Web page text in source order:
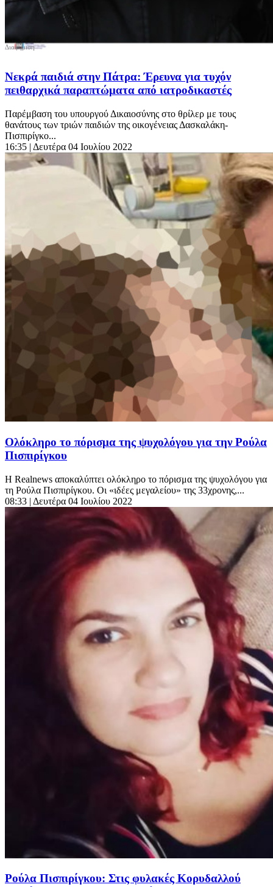
Νεκρά παιδιά στην Πάτρα: Έρευνα για τυχόν
πειθαρχικά παραπτώματα από ιατροδικαστές
Παρέμβαση του υπουργού Δικαιοσύνης στο θρίλερ με τους
θανάτους των τριών παιδιών της οικογένειας Δασκαλάκη-
Πισπιρίγκο...
16:35 | Δευτέρα 04 Ιουλίου 2022
Ολόκληρο το πόρισμα της ψυχολόγου για την Ρούλα
Πισπιρίγκου
Η Realnews αποκαλύπτει ολόκληρο το πόρισμα της ψυχολόγου για
τη Ρούλα Πισπιρίγκου. Οι «ιδέες μεγαλείου» της 33χρονης,...
08:33 | Δευτέρα 04 Ιουλίου 2022
Ρούλα Πισπιρίγκου: Στις φυλακές Κορυδαλλού